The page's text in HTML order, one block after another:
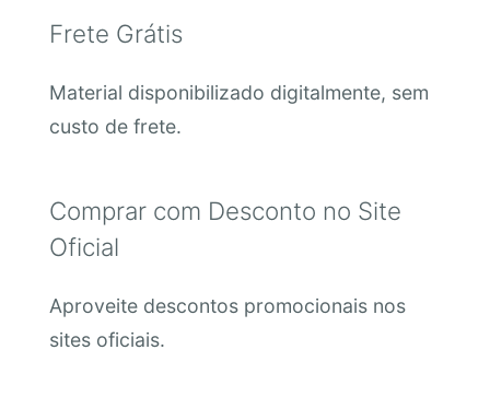
Frete Grátis
Material disponibilizado digitalmente, sem
custo de frete.
Comprar com Desconto no Site
Oficial
Aproveite descontos promocionais nos
sites oficiais.